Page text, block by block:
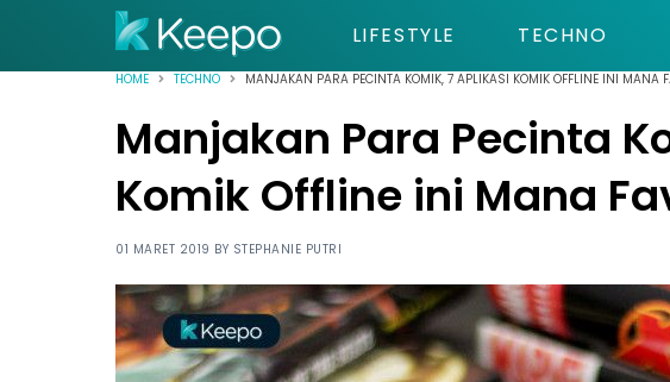
LIFESTYLE TECHNO
HOME TECHNO MANJAKAN PARA PECINTA KOMIK, 7 APLIKASI KOMIK OFFLINE INI MANA
Manjakan Para Pecinta
Komik Offline ini Mana
01 MARET 2019 BY STEPHANIE PUTRI